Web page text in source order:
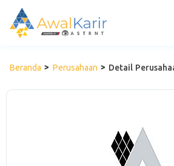
Beranda Perusahaan Detail